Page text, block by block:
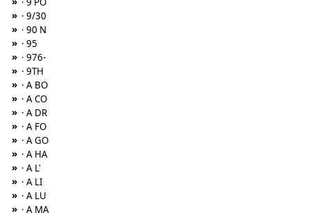
» · 9/30
» · 90 N
» · 95
» · 976-
» · 9TH
» · A BO
» · A CO
» · A DR
» · A FO
» · A GO
» · A HA
» · A L'
» · A LI
» · A LU
» · A MA